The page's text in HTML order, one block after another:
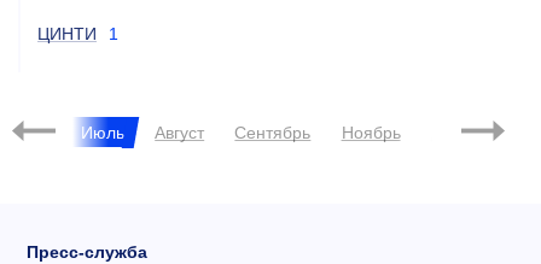
ЦИНТИ 1
Июнь Июль Август Сентябрь Ноябрь Декабрь
Пресс-служба